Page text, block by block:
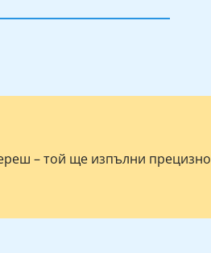
– той ще изпълни прецизно